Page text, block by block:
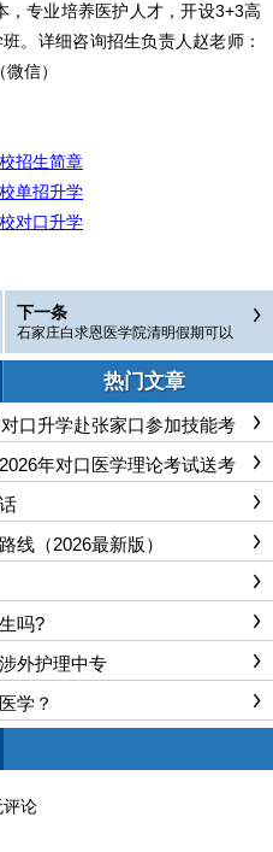
，专业培养医护人才，开设3+3高
。详细咨询招生负责人赵老师：
信）
招生简章
单招升学
对口升学
下一条
石家庄白求恩医学院清明假期可以
参观学校吗?
热门文章
口升学赴张家口参加技能考
年对口医学理论考试送考
线（2026最新版）
吗?
外护理中专
学？
评论